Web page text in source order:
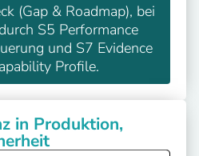
(Gap & Roadmap), bei
S5 Performance
und S7 Evidence
Profile.
in Produktion,